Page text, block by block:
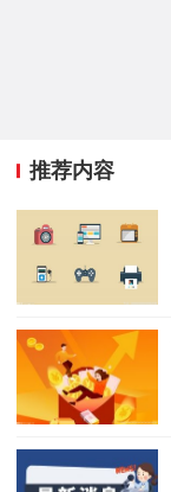
推荐内容